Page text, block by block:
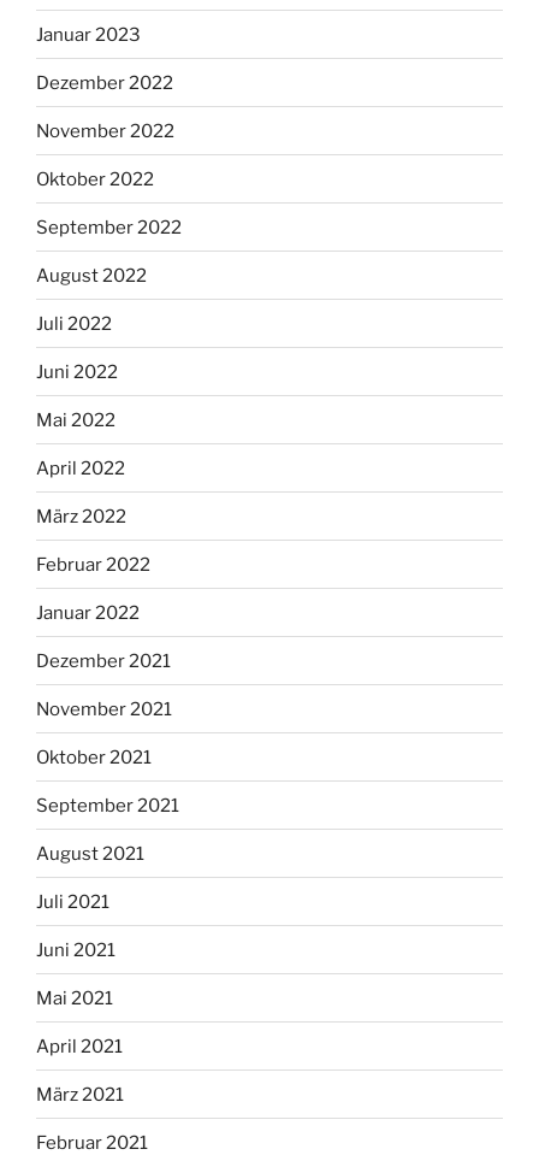
Januar 2023
Dezember 2022
November 2022
Oktober 2022
September 2022
August 2022
Juli 2022
Juni 2022
Mai 2022
April 2022
März 2022
Februar 2022
Januar 2022
Dezember 2021
November 2021
Oktober 2021
September 2021
August 2021
Juli 2021
Juni 2021
Mai 2021
April 2021
März 2021
Februar 2021